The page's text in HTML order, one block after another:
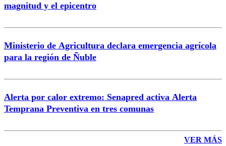
magnitud y el epicentro
Ministerio de Agricultura declara emergencia agrícola
para la región de Ñuble
Alerta por calor extremo: Senapred activa Alerta
Temprana Preventiva en tres comunas
VER MÁS